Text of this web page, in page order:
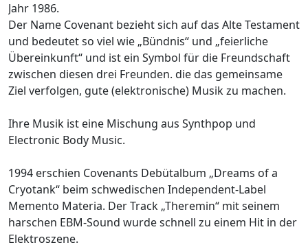
Jahr 1986.
Der Name Covenant bezieht sich auf das Alte Testament
und bedeutet so viel wie „Bündnis“ und „feierliche
Übereinkunft“ und ist ein Symbol für die Freundschaft
zwischen diesen drei Freunden. die das gemeinsame
Ziel verfolgen, gute (elektronische) Musik zu machen.
Ihre Musik ist eine Mischung aus Synthpop und
Electronic Body Music.
1994 erschien Covenants Debütalbum „Dreams of a
Cryotank“ beim schwedischen Independent-Label
Memento Materia. Der Track „Theremin“ mit seinem
harschen EBM-Sound wurde schnell zu einem Hit in der
Elektroszene.